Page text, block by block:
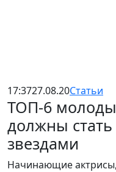
17:3727.08.20Статьи
ТОП-6
должны
звездами
Начинающие